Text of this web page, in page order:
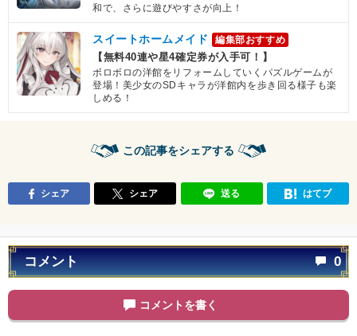
和で、さらに遊びやすさが向上！
スイートホームメイド 編集部おすすめ
【無料40連や星4確定券が入手可！】
ボロボロの洋館をリフォームしていくパズルゲームが
登場！美少女のSDキャラが洋館内を歩き回る様子も楽
しめる！
この記事をシェアする
シェア シェア 送る はてブ
コメント 0
コメントを書く